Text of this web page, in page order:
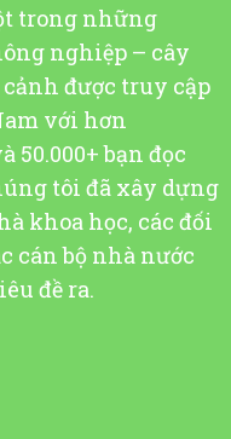
trong những
nghiệp – cây
được truy cập
với hơn
50.000+ bạn đọc
tôi đã xây dựng
khoa học, các đối
cán bộ nhà nước
đề ra.